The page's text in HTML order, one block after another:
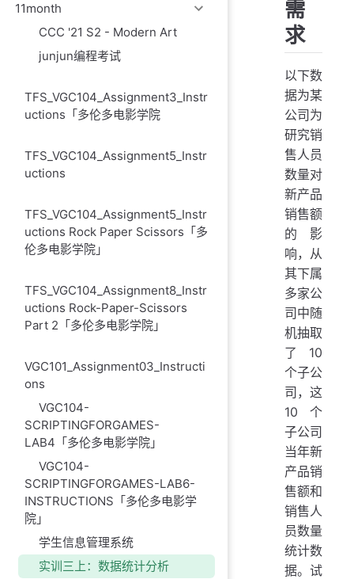
11month
CCC '21 S2 - Modern Art
junjun编程考试
TFS_VGC104_Assignment3_Instr
uctions「多伦多电影学院
TFS_VGC104_Assignment5_Instr
uctions
TFS_VGC104_Assignment5_Instr
uctions Rock Paper Scissors「多
伦多电影学院」
TFS_VGC104_Assignment8_Instr
uctions Rock-Paper-Scissors
Part 2「多伦多电影学院」
VGC101_Assignment03_Instructi
ons
VGC104-
SCRIPTINGFORGAMES-
LAB4「多伦多电影学院」
VGC104-
SCRIPTINGFORGAMES-LAB6-
INSTRUCTIONS「多伦多电影学
院」
学生信息管理系统
实训三上：数据统计分析
需
求
以下数
据为某
公司为
研究销
售人员
数量对
新产品
销售额
的影
响，从
其下属
多家公
司中随
机抽取
了10
个子公
司，这
10个
子公司
当年新
产品销
售额和
销售人
员数量
统计数
据。试